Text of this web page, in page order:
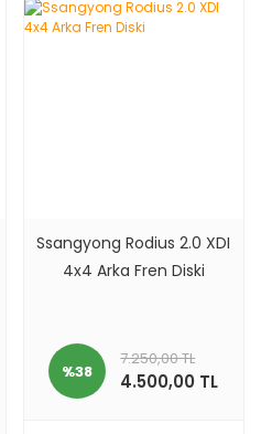
Ssangyong Rodius 2.0 XDI
4x4 Arka Fren Diski
%38
7.250,00 TL
4.500,00 TL